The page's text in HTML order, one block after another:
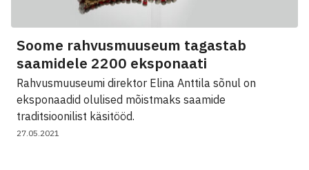
Soome rahvusmuuseum tagastab
saamidele 2200 eksponaati
Rahvusmuuseumi direktor Elina Anttila sõnul on
eksponaadid olulised mõistmaks saamide
traditsioonilist käsitööd.
27.05.2021